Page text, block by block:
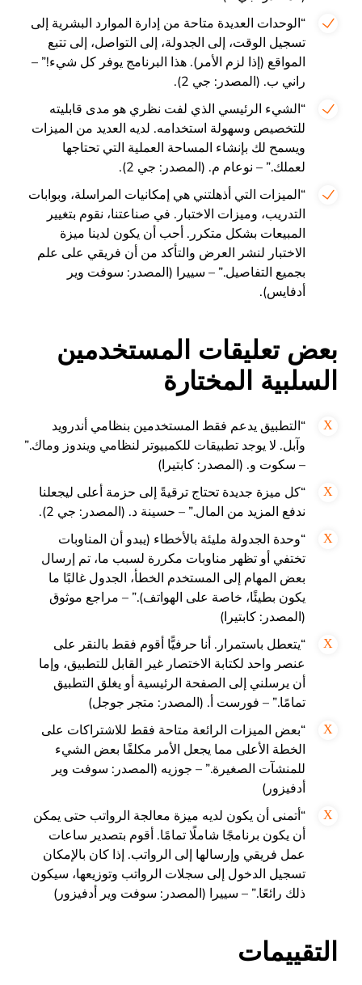
“الوحدات العديدة متاحة من إدارة الموارد البشرية إلى
تسجيل الوقت، إلى الجدولة، إلى التواصل، إلى تتبع
المواقع (إذا لزم الأمر). هذا البرنامج يوفر كل شيء!” –
راني ب. (المصدر: جي 2).
“الشيء الرئيسي الذي لفت نظري هو مدى قابليته
للتخصيص وسهولة استخدامه. لديه العديد من الميزات
ويسمح لك بإنشاء المساحة العملية التي تحتاجها
لعملك.” – نوعام م. (المصدر: جي 2).
“الميزات التي أذهلتني هي إمكانيات المراسلة، وبوابات
التدريب، وميزات الاختبار. في صناعتنا، نقوم بتغيير
المبيعات بشكل متكرر. أحب أن يكون لدينا ميزة
الاختبار لنشر العرض والتأكد من أن فريقي على علم
بجميع التفاصيل.” – سييرا (المصدر: سوفت وير
أدفايس).
بعض تعليقات المستخدمين
السلبية المختارة
“التطبيق يدعم فقط المستخدمين بنظامي أندرويد
وآبل. لا يوجد تطبيقات للكمبيوتر لنظامي ويندوز وماك.”
– سكوت و. (المصدر: كابتيرا)
“كل ميزة جديدة تحتاج ترقيةً إلى حزمة أعلى ليجعلنا
ندفع المزيد من المال.” – حسينة د. (المصدر: جي 2).
“وحدة الجدولة مليئة بالأخطاء (يبدو أن المناوبات
تختفي أو تظهر مناوبات مكررة لسبب ما، تم إرسال
بعض المهام إلى المستخدم الخطأ، الجدول غالبًا ما
يكون بطيئًا، خاصة على الهواتف).” – مراجع موثوق
(المصدر: كابتيرا)
“يتعطل باستمرار. أنا حرفيًّا أقوم فقط بالنقر على
عنصر واحد لكتابة الاختصار غير القابل للتطبيق، وإما
أن يرسلني إلى الصفحة الرئيسية أو يغلق التطبيق
تمامًا.” – فورست أ. (المصدر: متجر جوجل)
“بعض الميزات الرائعة متاحة فقط للاشتراكات على
الخطة الأعلى مما يجعل الأمر مكلفًا بعض الشيء
للمنشآت الصغيرة.” – جوزيه (المصدر: سوفت وير
أدفيزور)
“أتمنى أن يكون لديه ميزة معالجة الرواتب حتى يمكن
أن يكون برنامجًا شاملًا تمامًا. أقوم بتصدير ساعات
عمل فريقي وإرسالها إلى الرواتب. إذا كان بالإمكان
تسجيل الدخول إلى سجلات الرواتب وتوزيعها، سيكون
ذلك رائعًا.” – سييرا (المصدر: سوفت وير أدفيزور)
التقييمات